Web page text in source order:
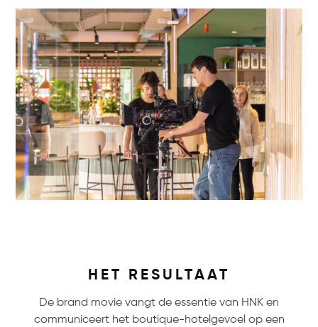
HET RESULTAAT
De brand movie vangt de essentie van HNK en
communiceert het boutique-hotelgevoel op een